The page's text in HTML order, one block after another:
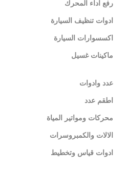
رفع اداء المحرك
ادوات تنظيف السيارة
اكسسوارات السيارة
ماكينات غسيل
عدد وادوات
اطقم عدد
محركات ومواتير المياة
الالات والكمبروسرات
ادوات قياس وتخطيط